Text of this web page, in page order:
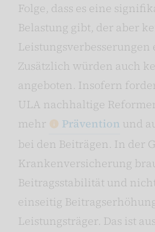
Folge, dass es eine
Belastung gibt, der aber
Leistungsverbesserungen
Zusätzlich würden auch
angeboten. Insofern
ULA nachhaltige
mehr
Prävention und
bei den Beiträgen. In der
Krankenversicherung
Beitragsstabilität und
einseitig
Leistungsträger. Das ist